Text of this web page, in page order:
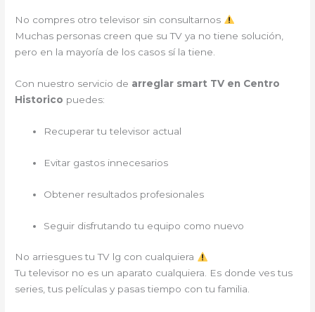
No compres otro televisor sin consultarnos
Muchas personas creen que su TV ya no tiene solución,
pero en la mayoría de los casos sí la tiene.
Con nuestro servicio de arreglar smart TV en Centro
Historico puedes:
Recuperar tu televisor actual
Evitar gastos innecesarios
Obtener resultados profesionales
Seguir disfrutando tu equipo como nuevo
No arriesgues tu TV lg con cualquiera
Tu televisor no es un aparato cualquiera. Es donde ves tus
series, tus películas y pasas tiempo con tu familia.